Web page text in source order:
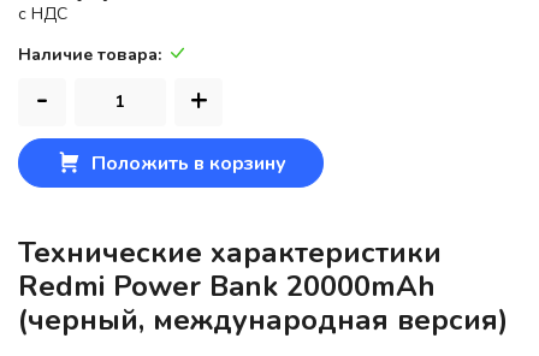
c НДС
Наличие товара:
- +
Положить в корзину
Технические характеристики
Redmi Power Bank 20000mAh
(черный, международная версия)